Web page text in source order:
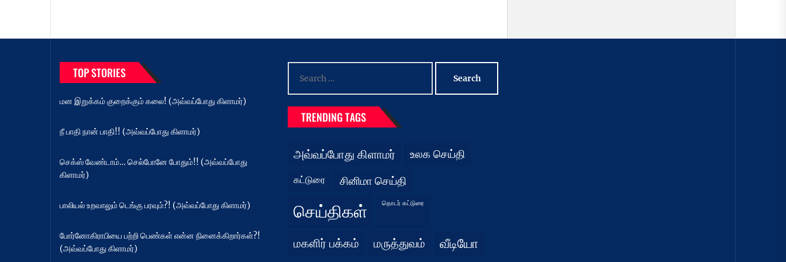
TOP STORIES
மன இறுக்கம் குறைக்கும் கலை! (அவ்வப்போது கிளாமர்)
நீ பாதி நான் பாதி!! (அவ்வப்போது கிளாமர்)
செக்ஸ் வேண்டாம்… செல்போனே போதும்!! (அவ்வப்போது
கிளாமர்)
பாலியல் உறவாலும் டெங்கு பரவும்?! (அவ்வப்போது கிளாமர்)
போர்னோகிராபியை பற்றி பெண்கள் என்ன நினைக்கிறார்கள்?!
(அவ்வப்போது கிளாமர்)
for:
TRENDING TAGS
அவ்வப்போது கிளாமர் உலக செய்தி
கட்டுரை சினிமா செய்தி
செய்திகள் தொடர் கட்டுரை
மகளிர் பக்கம் மருத்துவம் வீடியோ